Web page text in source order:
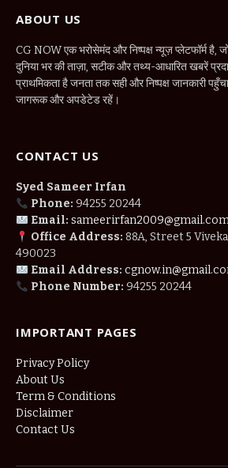
ABOUT US
CG NOW एक भरोसेमंद और निष्पक्ष न्यूज़ प्लेटफॉर्म है,
दुनिया भर की ताज़ा, सटीक और तथ्य-आधारित खबरें
प्राथमिकता है जनता तक सही और निष्पक्ष जानकारी
जागरूक और अपडेटेड रहें।
CONTACT US
Syed Sameer Irfan
Phone: 94255 20244
Email:
Office Address: 88A, Street 5
490023
Email Address:
Phone Number: 94255 20244
IMPORTANT PAGES
Privacy Policy
About Us
Term & Conditions
Disclaimer
Contact Us